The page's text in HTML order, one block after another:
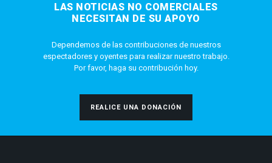
LAS NOTICIAS NO COMERCIALES
NECESITAN DE SU APOYO
Dependemos de las contribuciones de nuestros
espectadores y oyentes para realizar nuestro trabajo.
Por favor, haga su contribución hoy.
REALICE UNA DONACIÓN